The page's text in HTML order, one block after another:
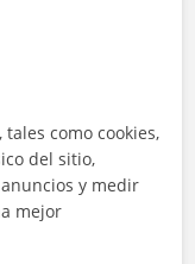
como cookies,
del sitio,
y medir
mejor